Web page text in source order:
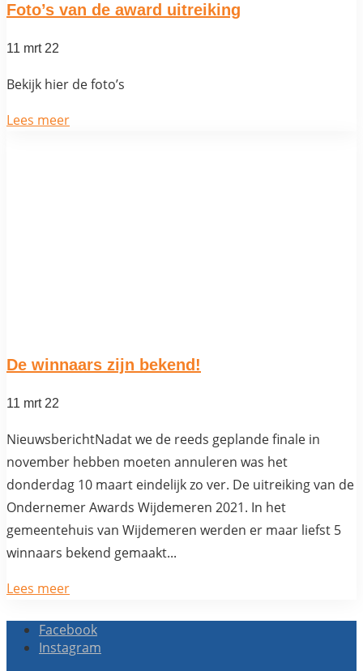
Foto’s van de award uitreiking
11 mrt 22
Bekijk hier de foto’s
Lees meer
De winnaars zijn bekend!
11 mrt 22
NieuwsberichtNadat we de reeds geplande finale in
november hebben moeten annuleren was het
donderdag 10 maart eindelijk zo ver. De uitreiking van de
Ondernemer Awards Wijdemeren 2021. In het
gemeentehuis van Wijdemeren werden er maar liefst 5
winnaars bekend gemaakt...
Lees meer
Facebook
Instagram